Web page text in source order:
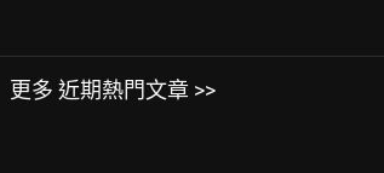
更多 近期熱門文章 >>